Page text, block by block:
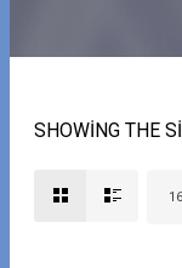
SHOWING THE
16